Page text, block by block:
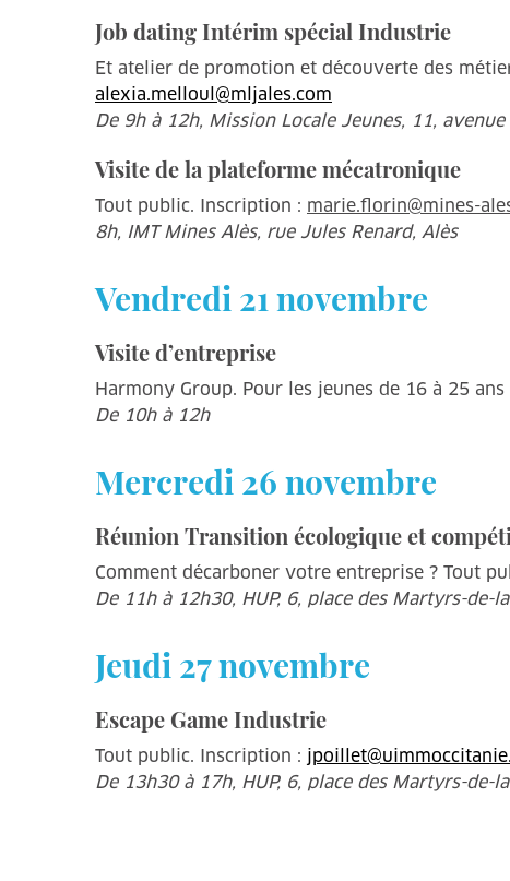
Job dating Intérim spécial Industrie
Et atelier de promotion et découverte des
alexia.melloul@mljales.com
De 9h à 12h, Mission Locale Jeunes, 11,
Visite de la plateforme mécatronique
Tout public. Inscription : marie.florin@mines-
8h, IMT Mines Alès, rue Jules Renard, Alès
Vendredi 21 novembre
Visite d’entreprise
Harmony Group. Pour les jeunes de 16 à 25
De 10h à 12h
Mercredi 26 novembre
Réunion Transition écologique et
Comment décarboner votre entreprise ? Tout
De 11h à 12h30, HUP, 6, place des Martyrs-de-
Jeudi 27 novembre
Escape Game Industrie
Tout public. Inscription :
De 13h30 à 17h, HUP, 6, place des Martyrs-de-